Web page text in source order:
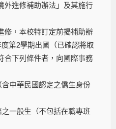
外進修補助辦法」及其施行
修，本校特訂定前揭補助辦
第2學期出國（已確認將取
合下列條件者，向國際事務
中華民國認定之僑生身份
一般生（不包括在職專班